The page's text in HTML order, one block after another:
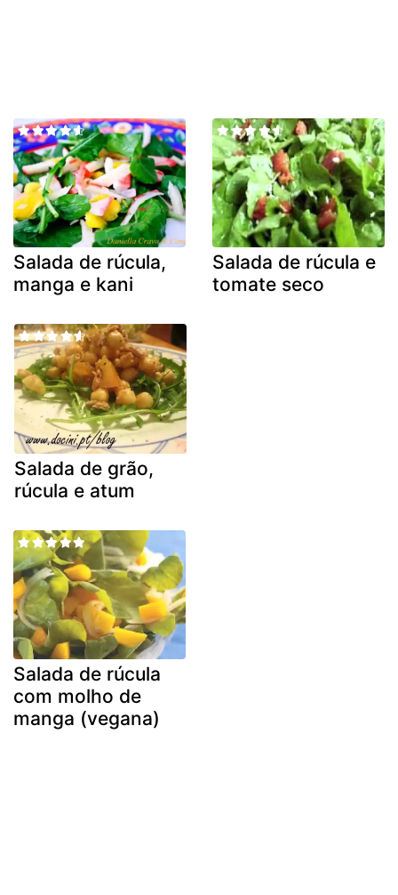
Salada de rúcula,
manga e kani
Salada de rúcula e
tomate seco
Salada de grão,
rúcula e atum
Salada de rúcula
com molho de
manga (vegana)